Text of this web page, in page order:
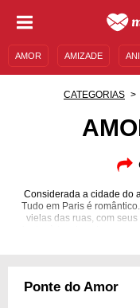
AMOR AMIZADE
CATEGORIAS
Considerada a cidade do
Tudo em Paris é
vielas das ruas, com
jantar à luz de velas, para
Ponte do Amor